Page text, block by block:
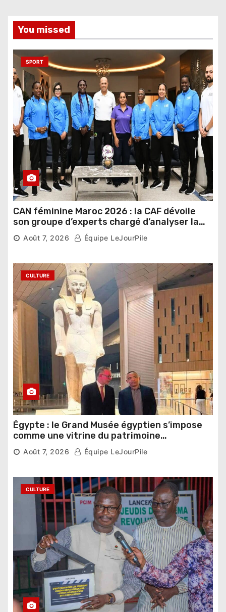
You missed
SPORT
CAN féminine Maroc 2026 : la CAF dévoile
son groupe d’experts chargé d’analyser la
compétition
Août 7, 2026 Équipe LeJourPile
CULTURE
Égypte : le Grand Musée égyptien s’impose
comme une vitrine du patrimoine
pharaonique auprès des dirigeants
étrangers
Août 7, 2026 Équipe LeJourPile
CULTURE